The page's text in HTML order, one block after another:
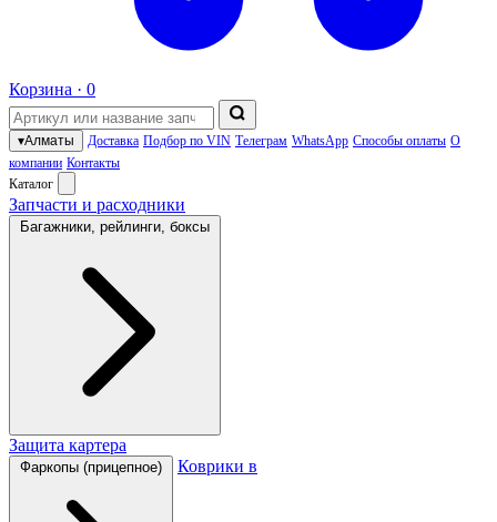
Корзина · 0
▾Алматы Доставка Подбор по VIN Телеграм WhatsApp Способы оплаты О
компании Контакты
Каталог
Запчасти и расходники
Багажники, рейлинги, боксы
Защита картера
Фаркопы (прицепное) Коврики в